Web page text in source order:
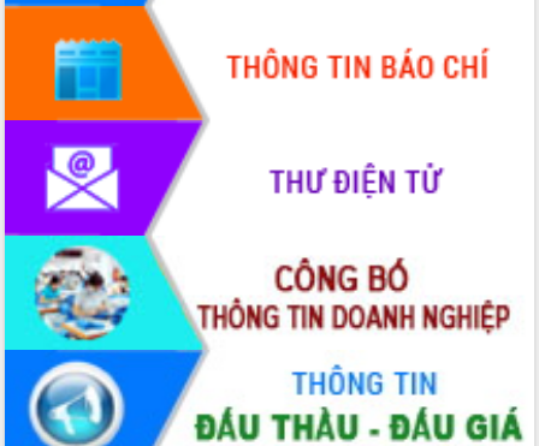
HĐND tỉnh thông qua điều chỉnh Quy
hoạch tỉnh thời kỳ 2021-2030
Hội thảo góp ý hồ sơ điều chỉnh quy
hoạch tỉnh Đắk Lắk thời kỳ 2021-2030,
tầm nhìn đến năm 2050
Nâng cao hiệu quả hoạt động của các
doanh nghiệp nhà nước
Hội nghị triển khai kết nối mạng
truyền số liệu chuyên dùng phục vụ cơ
quan Đảng, Nhà nước
Lễ phát động chuỗi hoạt động chung
tay làm sạch môi trường
Xã Ea Kar bước chuyển mình trong
công tác cải cách hành chính mô hình
mới
UBND tỉnh họp báo định kỳ tháng 4
năm 2026